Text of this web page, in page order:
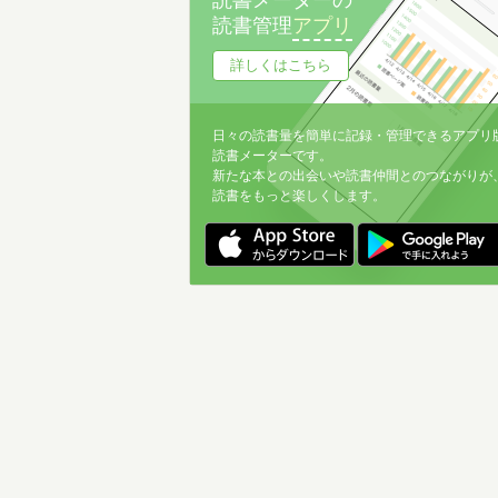
読書管理アプリ
詳しくはこちら
日々の読書量を簡単に記録・管理できるアプリ
読書メーターです。
新たな本との出会いや読書仲間とのつながりが
読書をもっと楽しくします。